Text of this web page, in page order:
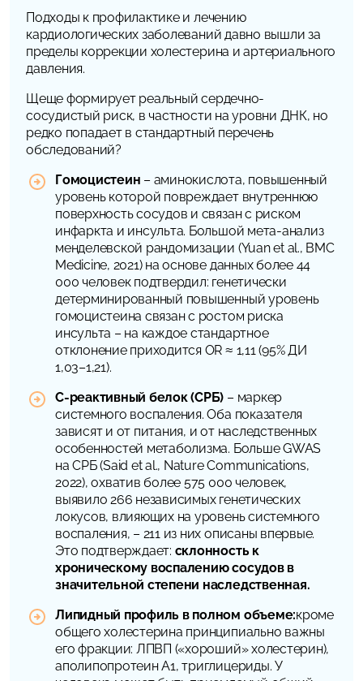
Подходы к профилактике и лечению
кардиологических заболеваний давно вышли за
пределы коррекции холестерина и артериального
давления.
Щеще формирует реальный сердечно-
сосудистый риск, в частности на уровни ДНК, но
редко попадает в стандартный перечень
обследований?
Гомоцистеин – аминокислота, повышенный
уровень которой повреждает внутреннюю
поверхность сосудов и связан с риском
инфаркта и инсульта. Большой мета-анализ
менделевской рандомизации (Yuan et al., BMC
Medicine, 2021) на основе данных более 44
000 человек подтвердил: генетически
детерминированный повышенный уровень
гомоцистеина связан с ростом риска
инсульта – на каждое стандартное
отклонение приходится OR ≈ 1,11 (95% ДИ
1,03–1,21).
С-реактивный белок (СРБ) – маркер
системного воспаления. Оба показателя
зависят и от питания, и от наследственных
особенностей метаболизма. Больше GWAS
на СРБ (Said et al., Nature Communications,
2022), охватив более 575 000 человек,
выявило 266 независимых генетических
локусов, влияющих на уровень системного
воспаления, – 211 из них описаны впервые.
Это подтверждает: склонность к
хроническому воспалению сосудов в
значительной степени наследственная.
Липидный профиль в полном объеме:кроме
общего холестерина принципиально важны
его фракции: ЛПВП («хороший» холестерин),
аполипопротеин А1, триглицериды. У